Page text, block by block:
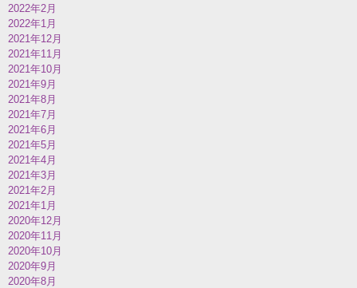
2022年2月
2022年1月
2021年12月
2021年11月
2021年10月
2021年9月
2021年8月
2021年7月
2021年6月
2021年5月
2021年4月
2021年3月
2021年2月
2021年1月
2020年12月
2020年11月
2020年10月
2020年9月
2020年8月